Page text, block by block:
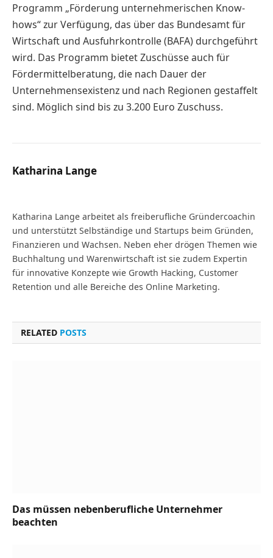
Programm „Förderung unternehmerischen Know-
hows“ zur Verfügung, das über das Bundesamt für
Wirtschaft und Ausfuhrkontrolle (BAFA) durchgeführt
wird. Das Programm bietet Zuschüsse auch für
Fördermittelberatung, die nach Dauer der
Unternehmensexistenz und nach Regionen gestaffelt
sind. Möglich sind bis zu 3.200 Euro Zuschuss.
Katharina Lange
Katharina Lange arbeitet als freiberufliche Gründercoachin
und unterstützt Selbständige und Startups beim Gründen,
Finanzieren und Wachsen. Neben eher drögen Themen wie
Buchhaltung und Warenwirtschaft ist sie zudem Expertin
für innovative Konzepte wie Growth Hacking, Customer
Retention und alle Bereiche des Online Marketing.
RELATED POSTS
Das müssen nebenberufliche Unternehmer
beachten